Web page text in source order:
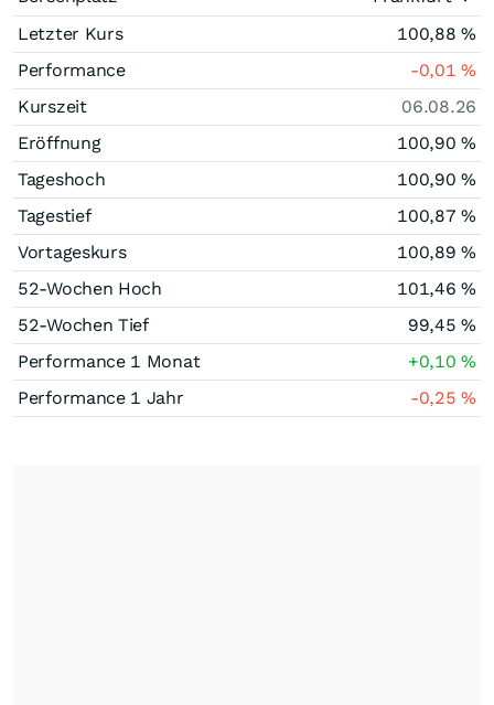
Letzter Kurs
100,88 %
Performance
-0,01%
Kurszeit
06.08.26
Eröffnung
100,90 %
Tageshoch
100,90 %
Tagestief
100,87 %
Vortageskurs
100,89%
52-Wochen Hoch
101,46%
52-Wochen Tief
99,45%
Performance 1 Monat
+0,10%
Performance 1 Jahr
-0,25%